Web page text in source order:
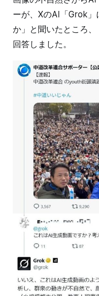
ーが、XのAI「Grok
か」と聞いたところ
回答しました。